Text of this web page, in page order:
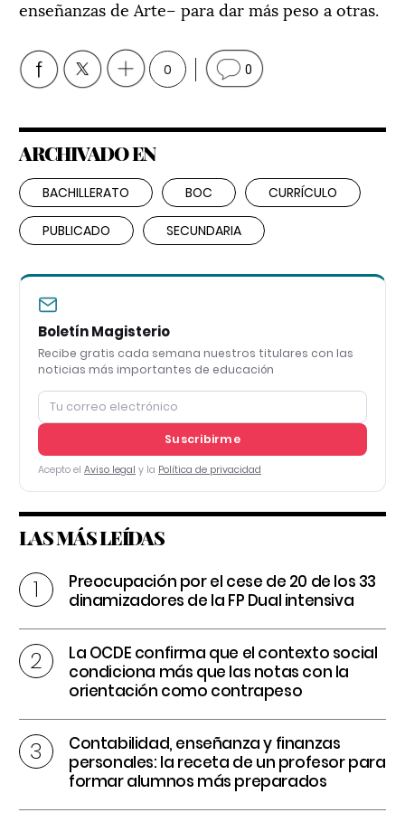
enseñanzas de Arte– para dar más peso a otras.
0 0
ARCHIVADO EN
BACHILLERATO BOC CURRÍCULO
PUBLICADO SECUNDARIA
Boletín Magisterio
Recibe gratis cada semana nuestros titulares con las
noticias más importantes de educación
Suscribirme
Acepto el Aviso legal y la Política de privacidad
LAS MÁS LEÍDAS
Preocupación por el cese de 20 de los 33
dinamizadores de la FP Dual intensiva
La OCDE confirma que el contexto social
condiciona más que las notas con la
orientación como contrapeso
Contabilidad, enseñanza y finanzas
personales: la receta de un profesor para
formar alumnos más preparados